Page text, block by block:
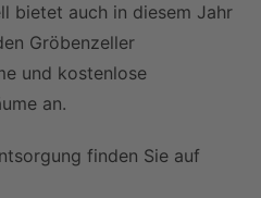
bietet auch in diesem Jahr
Gröbenzeller
und kostenlose
an.
finden Sie auf